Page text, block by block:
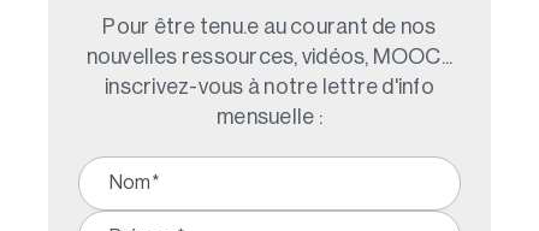
Pour être tenu.e au courant de nos
nouvelles ressources, vidéos, MOOC...
inscrivez-vous à notre lettre d'info
mensuelle :